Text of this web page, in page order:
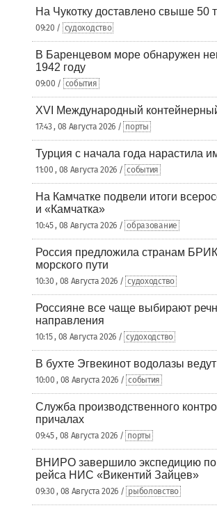
На Чукотку доставлено свыше 50
09:20 / судоходство
В Баренцевом море обнаружен
1942 году
09:00 / события
XVI Международный
17:43 , 08 Августа 2026 / порты
Турция с начала года нарастила
11:00 , 08 Августа 2026 / события
На Камчатке подвели итоги
и «Камчатка»
10:45 , 08 Августа 2026 / образование
Россия предложила странам
морского пути
10:30 , 08 Августа 2026 / судоходство
Россияне все чаще выбирают
направления
10:15 , 08 Августа 2026 / судоходство
В бухте Эгвекинот водолазы
10:00 , 08 Августа 2026 / события
Служба производственного
причалах
09:45 , 08 Августа 2026 / порты
ВНИРО завершило экспедицию по
рейса НИС «Викентий Зайцев»
09:30 , 08 Августа 2026 / рыболовство